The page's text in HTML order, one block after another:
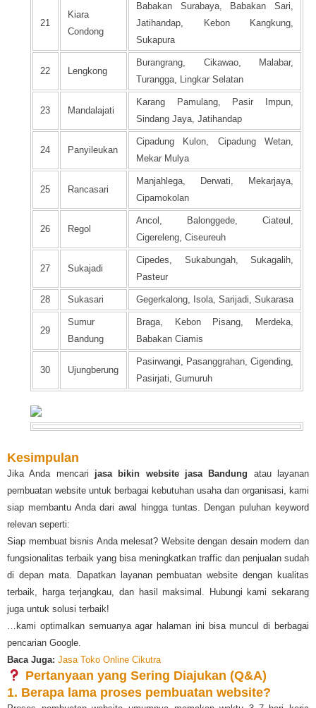
21
Kiara
Condong
Babakan Surabaya, Babakan Sari,
Jatihandap, Kebon Kangkung,
Sukapura
22 Lengkong
Burangrang, Cikawao, Malabar,
Turangga, Lingkar Selatan
23 Mandalajati
Karang Pamulang, Pasir Impun,
Sindang Jaya, Jatihandap
24 Panyileukan
Cipadung Kulon, Cipadung Wetan,
Mekar Mulya
25 Rancasari
Manjahlega, Derwati, Mekarjaya,
Cipamokolan
26 Regol
Ancol, Balonggede, Ciateul,
Cigereleng, Ciseureuh
27 Sukajadi
Cipedes, Sukabungah, Sukagalih,
Pasteur
28 Sukasari Gegerkalong, Isola, Sarijadi, Sukarasa
29
Sumur
Bandung
Braga, Kebon Pisang, Merdeka,
Babakan Ciamis
30 Ujungberung
Pasirwangi, Pasanggrahan, Cigending,
Pasirjati, Gumuruh
Kesimpulan
Jika Anda mencari jasa bikin website jasa Bandung atau layanan
pembuatan website untuk berbagai kebutuhan usaha dan organisasi, kami
siap membantu Anda dari awal hingga tuntas. Dengan puluhan keyword
relevan seperti:
Siap membuat bisnis Anda melesat? Website dengan desain modern dan
fungsionalitas terbaik yang bisa meningkatkan traffic dan penjualan sudah
di depan mata. Dapatkan layanan pembuatan website dengan kualitas
terbaik, harga terjangkau, dan hasil maksimal. Hubungi kami sekarang
juga untuk solusi terbaik!
…kami optimalkan semuanya agar halaman ini bisa muncul di berbagai
pencarian Google.
Baca Juga: Jasa Toko Online Cikutra
Pertanyaan yang Sering Diajukan (Q&A)
1. Berapa lama proses pembuatan website?